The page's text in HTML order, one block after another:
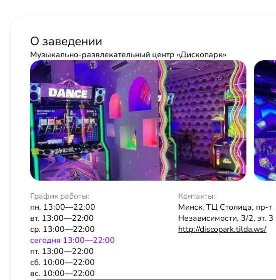
О заведении
Музыкально-развлекательный центр «Дископарк»
График работы:
пн. 13:00—22:00
вт. 13:00—22:00
ср. 13:00—22:00
сeгодня 13:00—22:00
пт. 13:00—22:00
сб. 10:00—22:00
вс. 10:00—22:00
Контакты:
Минск, ТЦ Столица, пр-т
Независимости, 3/2, эт. 3
http://discopark.tilda.ws/